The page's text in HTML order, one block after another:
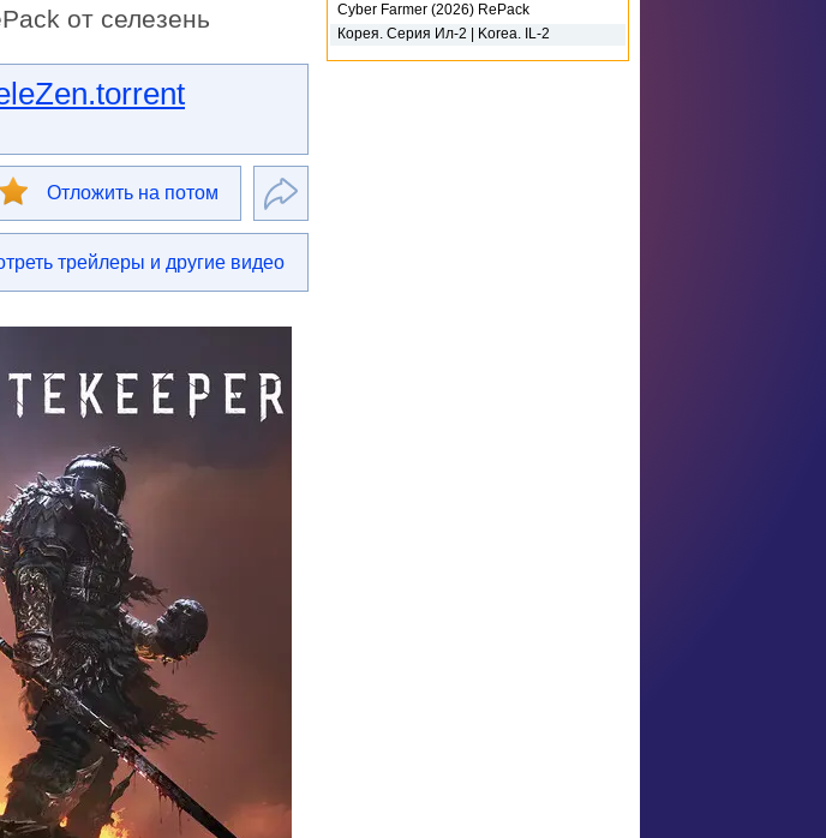
от селезень
Отложить на потом
трейлеры и другие видео
Cyber Farmer (2026) RePack
Корея. Серия Ил-2 | Korea. IL-2